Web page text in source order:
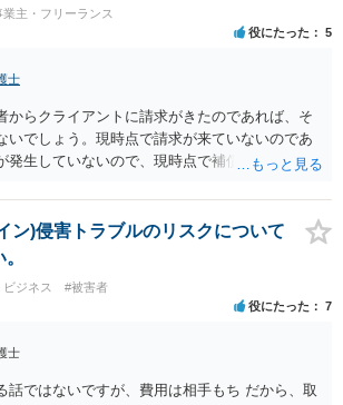
知らないところで、販売した商品から別の商品
品）が作りだされてしまうと、その商品が仮に
標権者のブランドイメージが傷ついてしまいま
にクレームが来てしまいますので、商標権を侵
流通すれば商標権（ロゴマーク等）に対する一
ることになります。また、本来商標権者に入る
とになります。 修理だけではそのような問題は
業主・フリーランス
役にたった 5
士
からクライアントに請求がきたのであれば、そ
いでしょう。現時点で請求が来ていないのであ
発生していないので、現時点で補償の必要はあ
損害として外注先に賠償請求することになるで
ン)侵害トラブルのリスクについて
ジネス #被害者
役にたった 7
士
話ではないですが、費用は相手もち だから、取